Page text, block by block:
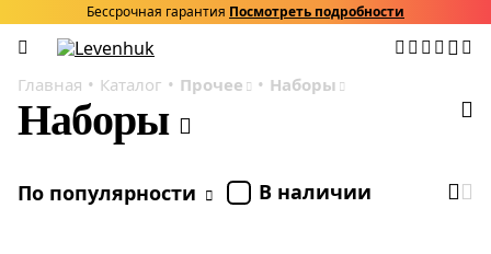
Бессрочная гарантия Посмотреть подробности
Главная Каталог Прочее Наборы
Наборы
По популярности В наличии